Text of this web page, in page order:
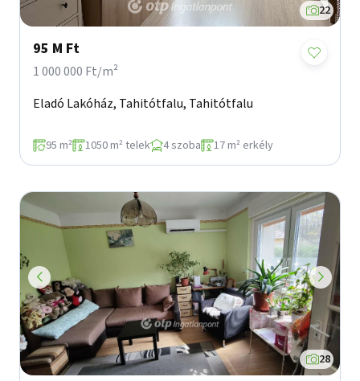
22
95 M Ft
1 000 000 Ft/m²
Eladó Lakóház, Tahitótfalu, Tahitótfalu
95 m² 1050 m² telek 4 szoba 17 m² erkély
28